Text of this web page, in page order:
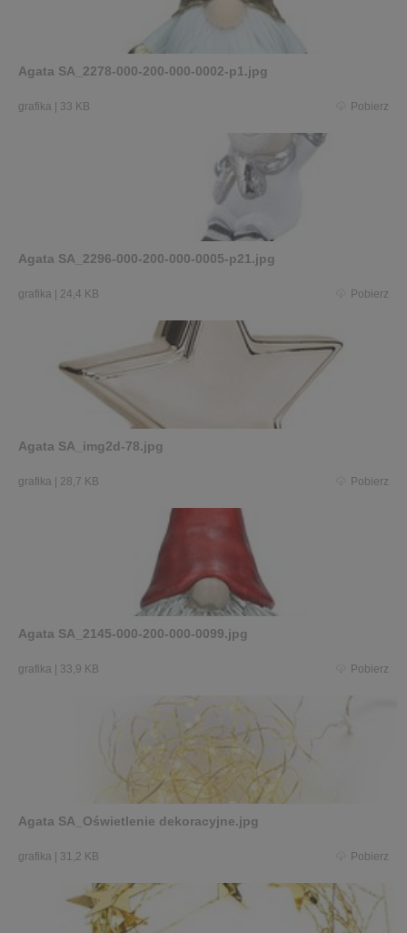
Agata SA_2278-000-200-000-0002-p1.jpg
grafika 33 KB Pobierz
Agata SA_2296-000-200-000-0005-p21.jpg
grafika 24,4 KB Pobierz
Agata SA_img2d-78.jpg
grafika 28,7 KB Pobierz
Agata SA_2145-000-200-000-0099.jpg
grafika 33,9 KB Pobierz
Agata SA_Oświetlenie dekoracyjne.jpg
grafika 31,2 KB Pobierz